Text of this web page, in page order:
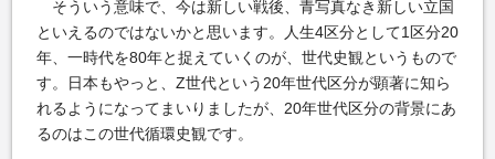
そういう意味で、今は新しい戦後、青写真なき新しい立国
といえるのではないかと思います。人生4区分として1区分20
年、一時代を80年と捉えていくのが、世代史観というもので
す。日本もやっと、Z世代という20年世代区分が顕著に知ら
れるようになってまいりましたが、20年世代区分の背景にあ
るのはこの世代循環史観です。